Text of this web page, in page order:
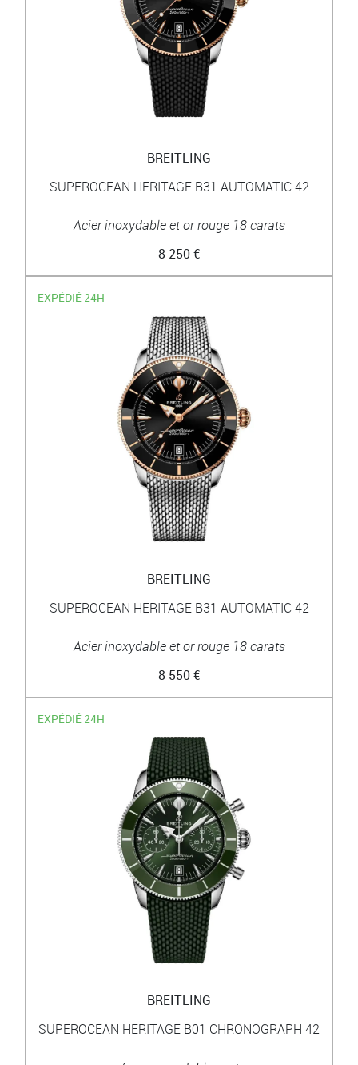
BREITLING
SUPEROCEAN HERITAGE B31 AUTOMATIC 42
Acier inoxydable et or rouge 18 carats
8 250 €
EXPÉDIÉ 24H
BREITLING
SUPEROCEAN HERITAGE B31 AUTOMATIC 42
Acier inoxydable et or rouge 18 carats
8 550 €
EXPÉDIÉ 24H
BREITLING
SUPEROCEAN HERITAGE B01 CHRONOGRAPH 42